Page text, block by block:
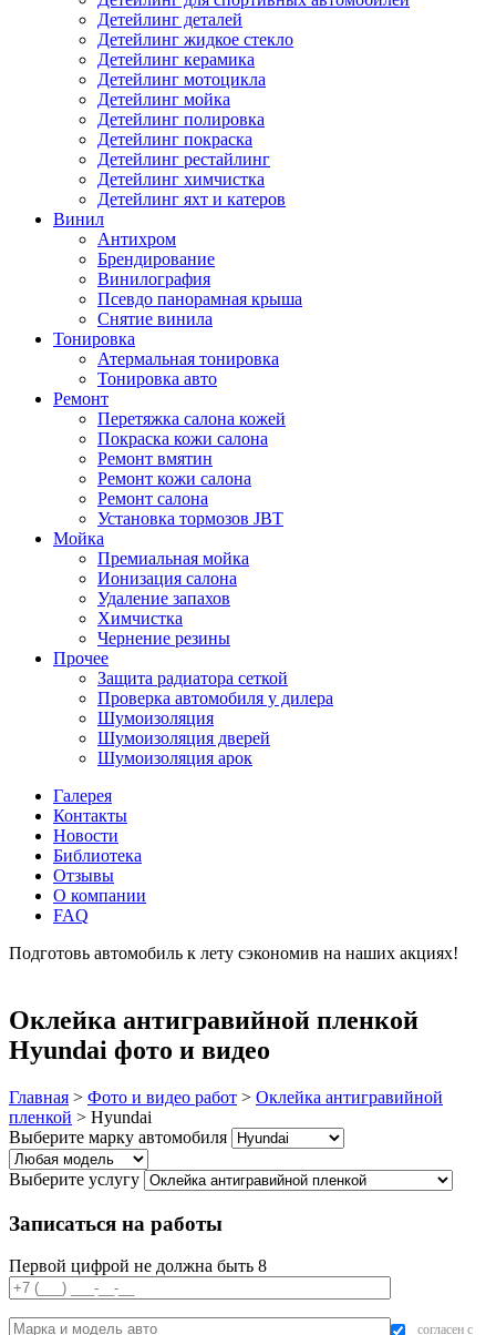
Детейлинг деталей
Детейлинг жидкое стекло
Детейлинг керамика
Детейлинг мотоцикла
Детейлинг мойка
Детейлинг полировка
Детейлинг покраска
Детейлинг рестайлинг
Детейлинг химчистка
Детейлинг яхт и катеров
Винил
Антихром
Брендирование
Винилография
Псевдо панорамная крыша
Снятие винила
Тонировка
Атермальная тонировка
Тонировка авто
Ремонт
Перетяжка салона кожей
Покраска кожи салона
Ремонт вмятин
Ремонт кожи салона
Ремонт салона
Установка тормозов JBT
Мойка
Премиальная мойка
Ионизация салона
Удаление запахов
Химчистка
Чернение резины
Прочее
Защита радиатора сеткой
Проверка автомобиля у дилера
Шумоизоляция
Шумоизоляция дверей
Шумоизоляция арок
Галерея
Контакты
Новости
Библиотека
Отзывы
О компании
FAQ
Подготовь автомобиль к лету сэкономив на наших акциях!
Оклейка антигравийной пленкой
Hyundai фото и видео
Главная > Фото и видео работ > Оклейка антигравийной
пленкой > Hyundai
Выберите марку автомобиля
Выберите услугу
Записаться на работы
Первой цифрой не должна быть 8
согласен с